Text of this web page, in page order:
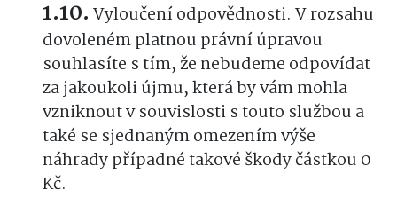
Vyloučení odpovědnosti. V rozsahu
dovoleném platnou právní úpravou
souhlasíte s tím, že nebudeme odpovídat
za jakoukoli újmu, která by vám mohla
vzniknout v souvislosti s touto službou a
také se sjednaným omezením výše
náhrady případné takové škody částkou 0
Kč.